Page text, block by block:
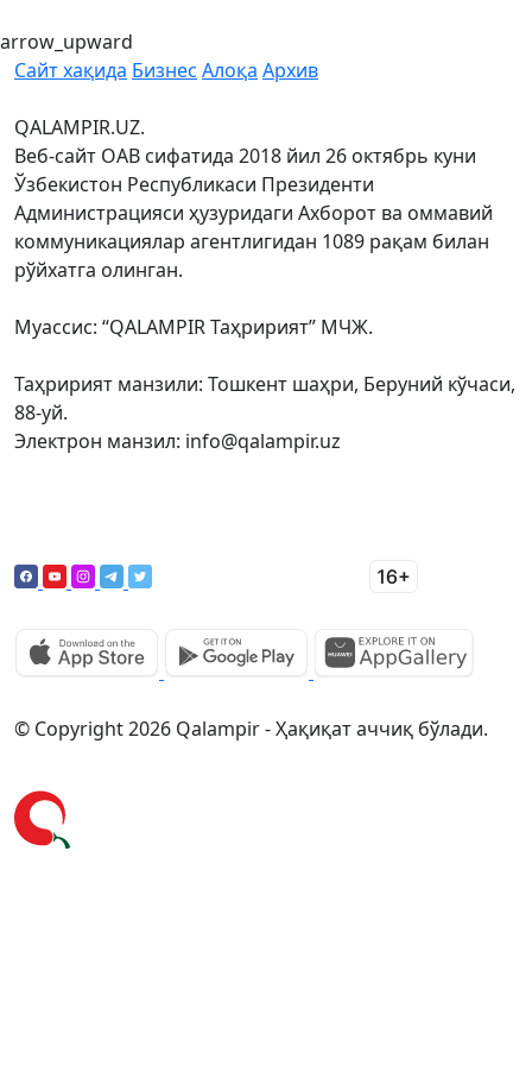
arrow_upward
Сайт хақида Бизнес Алоқа Архив
QALAMPIR.UZ.
Веб-сайт ОАВ сифатида 2018 йил 26 октябрь куни
Ўзбекистон Республикаси Президенти
Администрацияси ҳузуридаги Ахборот ва оммавий
коммуникациялар агентлигидан 1089 рақам билан
рўйхатга олинган.
Муассис: “QALAMPIR Таҳририят” МЧЖ.
Таҳририят манзили: Тошкент шаҳри, Беруний кўчаси,
88-уй.
Электрон манзил: info@qalampir.uz
© Copyright 2026 Qalampir - Ҳақиқат аччиқ бўлади.